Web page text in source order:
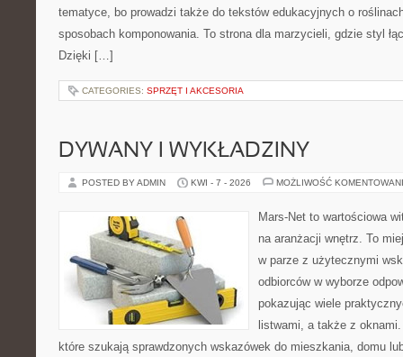
tematyce, bo prowadzi także do tekstów edukacyjnych o
sposobach komponowania. To strona dla marzycieli, gdzie styl
Dzięki […]
CATEGORIES: SPRZĘT I AKCESORIA
DYWANY I WYKŁADZINY
POSTED BY ADMIN KWI - 7 - 2026 MOŻLIWOŚĆ
Mars-Net to wartościowa
na aranżacji wnętrz. To
w parze z użytecznymi
odbiorców w wyborze
pokazując wiele
listwami, a także z
które szukają sprawdzonych wskazówek do mieszkania, domu